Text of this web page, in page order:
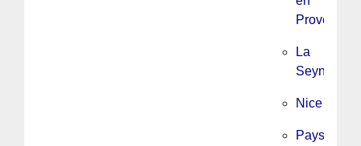
Provence/
La
Seyne
Nice
Pays